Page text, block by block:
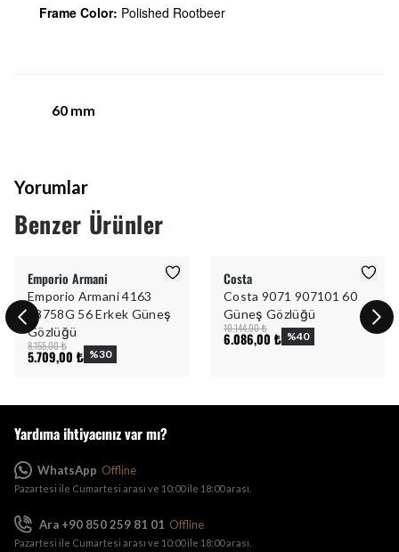
Frame Color: Polished Rootbeer
60 mm
Yorumlar
Benzer Ürünler
Emporio Armani
Emporio Armani 4163
58758G 56 Erkek Güneş
Gözlüğü
8.155,00 ₺
5.709,00 ₺ %30
Costa
Costa 9071 907101 60
Güneş Gözlüğü
10.144,00 ₺
6.086,00 ₺ %40
Yardıma ihtiyacınız var mı?
WhatsApp Offline
Pazartesi ile Cumartesi arası ve 10:00 ile 18:00 arası.
Ara +90 850 259 81 01 Offline
Pazartesi ile Cumartesi arası ve 10:00 ile 18:00 arası.